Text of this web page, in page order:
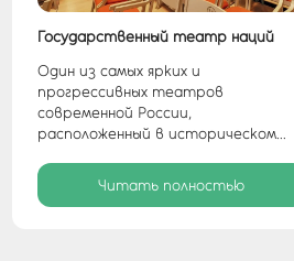
Государственный театр наций
Один из самых ярких и
прогрессивных театров
современной России,
расположенный в историческом...
Читать полностью